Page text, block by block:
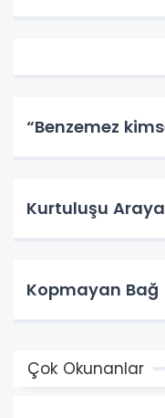
“Benzemez
Kurtuluşu
Kopmayan Bağ
Çok Okunanlar